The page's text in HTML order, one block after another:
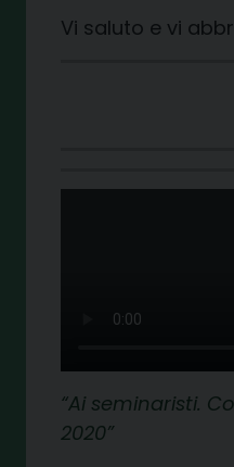
Vi saluto e vi
Ai seminaristi.
2020